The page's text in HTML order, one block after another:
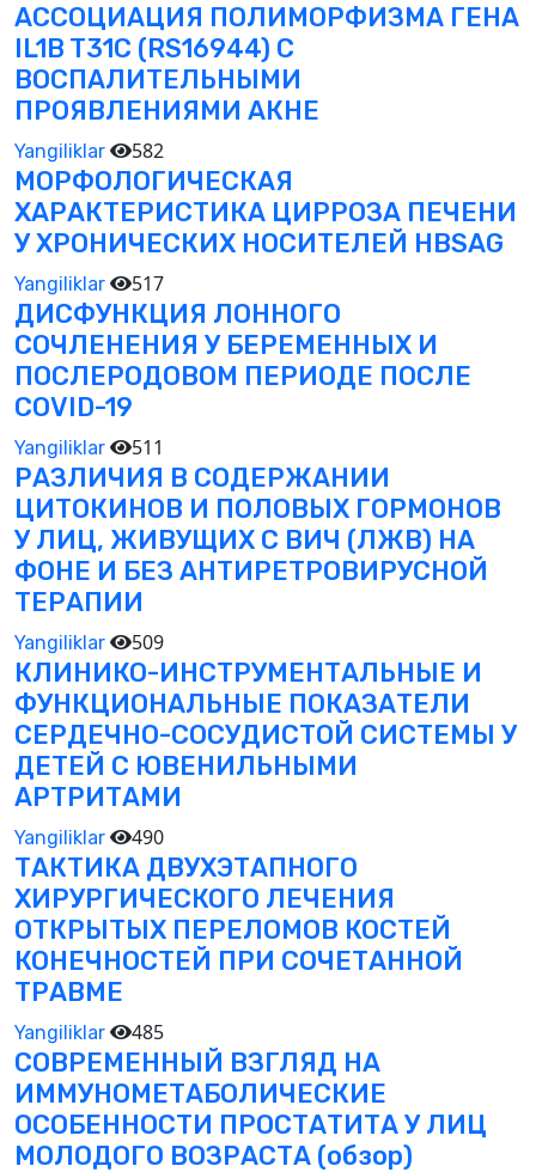
АССОЦИАЦИЯ ПОЛИМОРФИЗМА ГЕНА
IL1B T31C (RS16944) С
ВОСПАЛИТЕЛЬНЫМИ
ПРОЯВЛЕНИЯМИ АКНЕ
Yangiliklar 582
МОРФОЛОГИЧЕСКАЯ
ХАРАКТЕРИСТИКА ЦИРРОЗА ПЕЧЕНИ
У ХРОНИЧЕСКИХ НОСИТЕЛЕЙ HBSAG
Yangiliklar 517
ДИСФУНКЦИЯ ЛОННОГО
СОЧЛЕНЕНИЯ У БЕРЕМЕННЫХ И
ПОСЛЕРОДОВОМ ПЕРИОДЕ ПОСЛЕ
COVID-19
Yangiliklar 511
РАЗЛИЧИЯ В СОДЕРЖАНИИ
ЦИТОКИНОВ И ПОЛОВЫХ ГОРМОНОВ
У ЛИЦ, ЖИВУЩИХ С ВИЧ (ЛЖВ) НА
ФОНЕ И БЕЗ АНТИРЕТРОВИРУСНОЙ
ТЕРАПИИ
Yangiliklar 509
КЛИНИКО-ИНСТРУМЕНТАЛЬНЫЕ И
ФУНКЦИОНАЛЬНЫЕ ПОКАЗАТЕЛИ
СЕРДЕЧНО-СОСУДИСТОЙ СИСТЕМЫ У
ДЕТЕЙ С ЮВЕНИЛЬНЫМИ
АРТРИТАМИ
Yangiliklar 490
ТАКТИКА ДВУХЭТАПНОГО
ХИРУРГИЧЕСКОГО ЛЕЧЕНИЯ
ОТКРЫТЫХ ПЕРЕЛОМОВ КОСТЕЙ
КОНЕЧНОСТЕЙ ПРИ СОЧЕТАННОЙ
ТРАВМЕ
Yangiliklar 485
СОВРЕМЕННЫЙ ВЗГЛЯД НА
ИММУНОМЕТАБОЛИЧЕСКИЕ
ОСОБЕННОСТИ ПРОСТАТИТА У ЛИЦ
МОЛОДОГО ВОЗРАСТА (обзор)